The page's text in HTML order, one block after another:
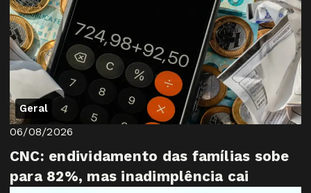
Geral
06/08/2026
CNC: endividamento das famílias sobe
para 82%, mas inadimplência cai